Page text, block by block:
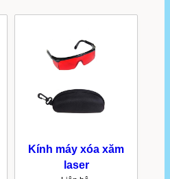
Kính máy xóa xăm
laser